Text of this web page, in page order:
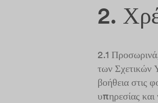
2.
2.1
των Σχετικών
βοήθεια στις
υπηρεσίας